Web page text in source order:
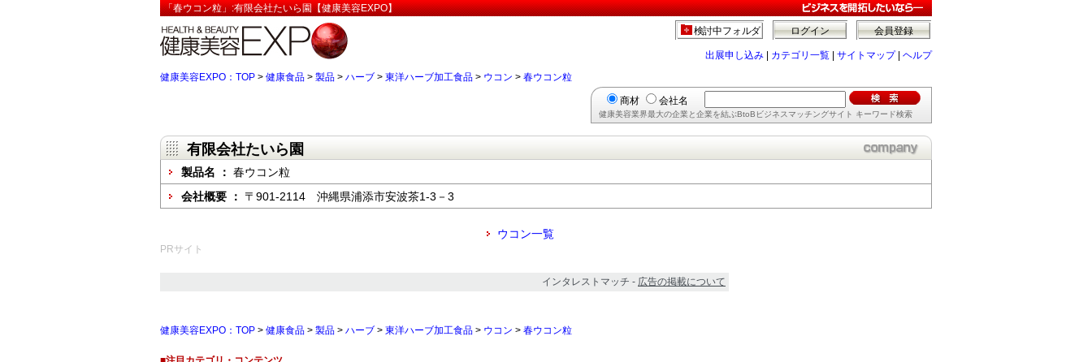
「春ウコン粒」:有限会社たいら園【健康美容EXPO】
会員登録
ログイン
検討中フォルダ
出展申し込み カテゴリ一覧 サイトマップ| ヘルプ
健康美容EXPO：TOP > 健康食品 > 製品 > ハーブ > 東洋ハーブ加工食品 > ウコン > 春ウコン粒
商材 会社名
健康美容業界最大の企業と企業を結ぶBtoBビジネスマッチングサイト キーワード検索
有限会社たいら園
製品名 ： 春ウコン粒
会社概要 ： 〒901-2114 沖縄県浦添市安波茶1-3－3
ウコン一覧
PRサイト
インタレストマッチ - 広告の掲載について
健康美容EXPO：TOP > 健康食品 > 製品 > ハーブ > 東洋ハーブ加工食品 > ウコン > 春ウコン粒